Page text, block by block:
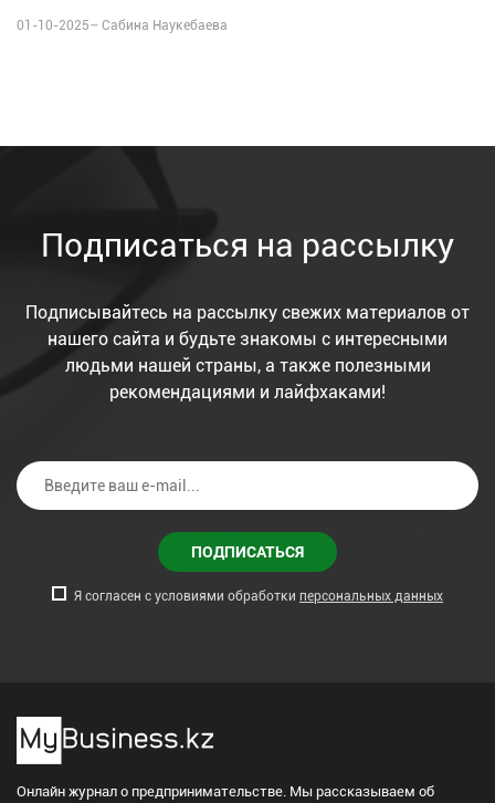
01-10-2025– Сабина Наукебаева
Подписаться на рассылку
Подписывайтесь на рассылку свежих материалов от
нашего сайта и будьте знакомы с интересными
людьми нашей страны, а также полезными
рекомендациями и лайфхаками!
ПОДПИСАТЬСЯ
Я согласен с условиями обработки персональных данных
Онлайн журнал о предпринимательстве. Мы рассказываем об